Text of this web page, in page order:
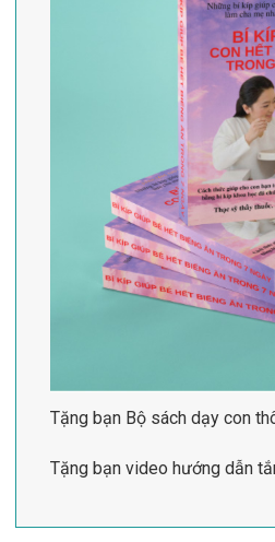
Tặng bạn Bộ sách dạy con
Tặng bạn video hướng dẫn